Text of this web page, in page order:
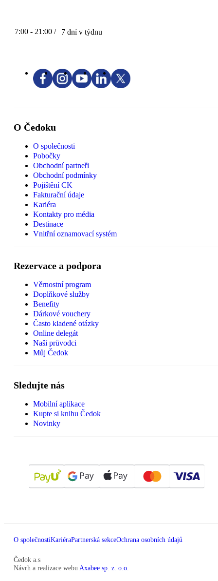
7:00 - 21:00 / 7 dní v týdnu
O Čedoku
O společnosti
Pobočky
Obchodní partneři
Obchodní podmínky
Pojištění CK
Fakturační údaje
Kariéra
Kontakty pro média
Destinace
Vnitřní oznamovací systém
Rezervace a podpora
Věrnostní program
Doplňkové služby
Benefity
Dárkové vouchery
Často kladené otázky
Online delegát
Naši průvodci
Můj Čedok
Sledujte nás
Mobilní aplikace
Kupte si knihu Čedok
Novinky
O společnostiKariéraPartnerská sekceOchrana osobních údajů
Čedok a.s
Návrh a realizace webu Axabee sp. z. o.o.